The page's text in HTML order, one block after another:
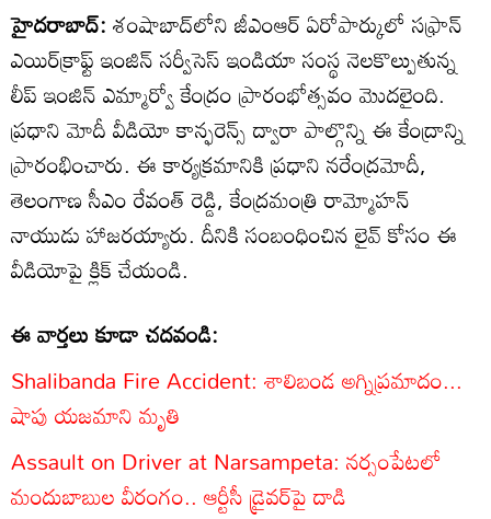
హైదరాబాద్:శంషాబాద్‌లోని జీఎంఆర్ ఏరోపార్కులో సఫ్రాన్
ఎయిర్‌క్రాఫ్ట్ ఇంజిన్ సర్వీసెస్ ఇండియా సంస్థ నెలకొల్పుతున్న
లీప్ ఇంజిన్ ఎమ్మార్వో కేంద్రం ప్రారంభోత్సవం మెుదలైంది.
ప్రధాని మోదీ వీడియో కాన్ఫరెన్స్ ద్వారా పాల్గొన్ని ఈ కేంద్రాన్ని
ప్రారంభించారు. ఈ కార్యక్రమానికి ప్రధాని నరేంద్రమోదీ,
తెలంగాణ సీఎం రేవంత్ రెడ్డి, కేంద్రమంత్రి రామ్మోహన్
నాయుడు హాజరయ్యారు. దీనికి సంబంధించిన లైవ్ కోసం ఈ
వీడియోపై క్లిక్ చేయండి.
ఈ వార్తలు కూడా చదవండి:
Shalibanda Fire Accident: శాలిబండ అగ్నిప్రమాదం...
షాపు యజమాని మృతి
Assault on Driver at Narsampeta: నర్సంపేటలో
మందుబాబుల వీరంగం.. ఆర్టీసీ డ్రైవర్‌పై దాడి